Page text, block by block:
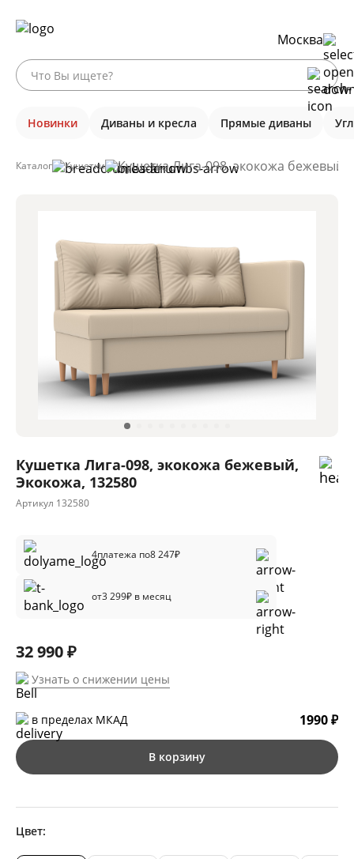
Москва
Новинки Диваны и кресла Прямые диваны
Каталог Кушетки Кушетка Лига-098, экокожа бежевый,
Кушетка Лига-098, экокожа бежевый,
Экокожа, 132580
Артикул 132580
4платежа по8 247₽
от3 299₽ в месяц
32 990 ₽
Узнать о снижении цены
в пределах МКАД 1990 ₽
В корзину
Цвет: